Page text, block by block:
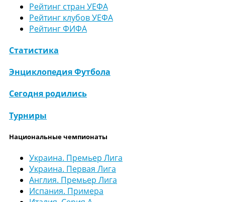
Рейтинг стран УЕФА
Рейтинг клубов УЕФА
Рейтинг ФИФА
Статистика
Энциклопедия Футбола
Сегодня родились
Турниры
Национальные чемпионаты
Украина. Премьер Лига
Украина. Первая Лига
Англия. Премьер Лига
Испания. Примера